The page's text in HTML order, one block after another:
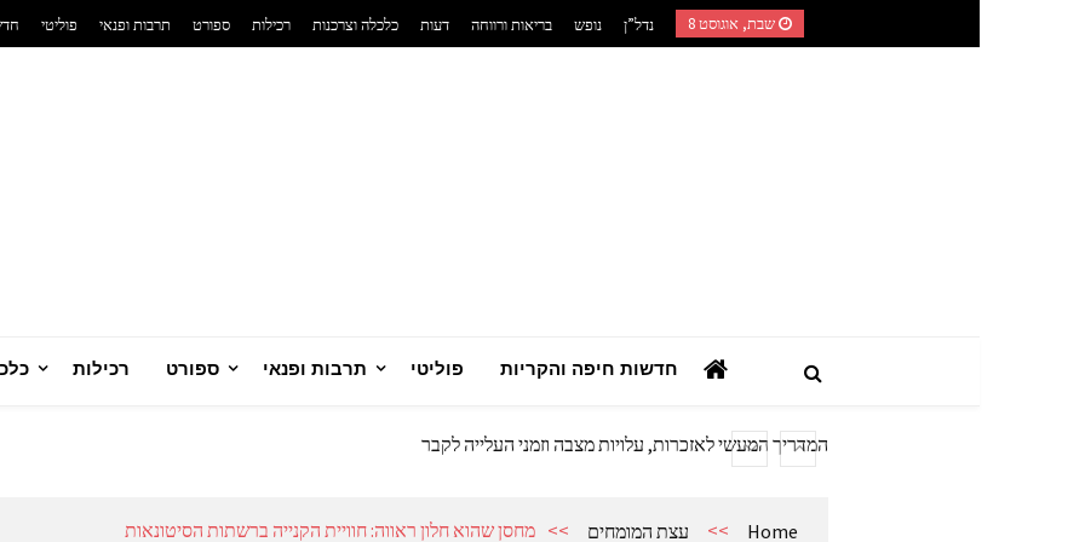
שבת, אוגוסט 8 נדל”ן נופש בריאות ורווחה דעות כלכלה וצרכנות רכילות ספורט תרבות ופנאי פוליטי
רכילות ספורט תרבות ופנאי פוליטי חדשות חיפה והקריות
המדריך הצרכני המלא: כך תבחרו מערכת סולארית ביתית מנצחת
המדריך המעשי לאזכרות, עלויות מצבה וזמני העלייה לקבר
אשפוז פסיכיאטרי ביתי: הגישה הדיסקרטית שמשנה את כללי המשחק בבריאות הנפש
Home
>> עצת המומחים >> מחסן שהוא חלון ראווה: חוויית הקנייה ברשתות הסיטונאות